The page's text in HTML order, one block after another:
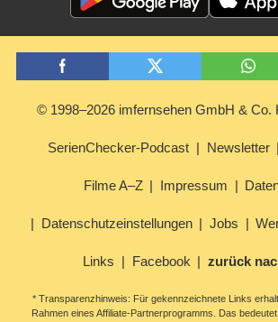
© 1998–2026 imfernsehen GmbH & Co.
SerienChecker-Podcast Newsletter
Filme A–Z Impressum
Datenschutzeinstellungen Jobs
Links Facebook zurück
* Transparenzhinweis: Für gekennzeichnete Links
Rahmen eines Affiliate-Partnerprogramms. Das